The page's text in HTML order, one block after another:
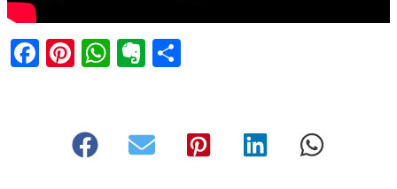
Facebook
Pinterest
WhatsApp
Evernote